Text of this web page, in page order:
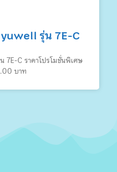
รุ่น 7E-C
7E-C ราคาโปรโมชั่นพิเศษ
บาท